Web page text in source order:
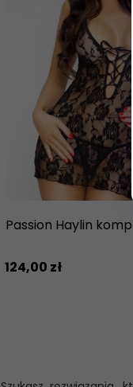
Passion Haylin
124,00 zł